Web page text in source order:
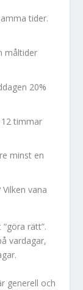
tider.
måltider
20%
12 timmar
minst en
vana
rätt”.
vardagar,
generell och